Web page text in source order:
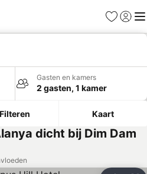
Favorieten
Gasten en kamers
2 gasten, 1 kamer
Filteren Kaart
dicht bij Dim Dam